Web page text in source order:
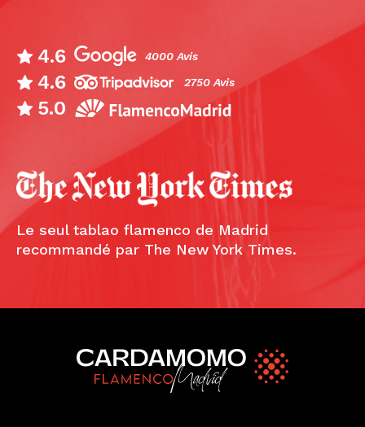
4.6 4000 Avis
4.6 2750 Avis
5.0
Le seul tablao flamenco de Madrid
recommandé par The New York Times.